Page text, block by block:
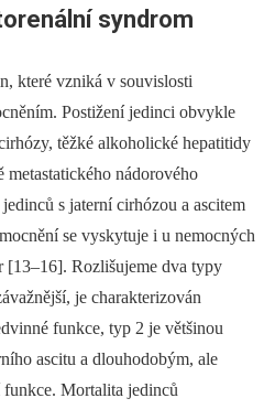
syndrom
které vzniká v souvislosti
Postižení jedinci obvykle
těžké alkoholické hepatitidy
metastatického nádorového
s jaterní cirhózou a ascitem
se vyskytuje i u nemocných
[13–16]. Rozlišujeme dva typy
je charakterizován
funkce, typ 2 je většinou
ascitu a dlouhodobým, ale
funkce. Mortalita jedinců